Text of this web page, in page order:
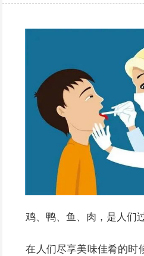
鸡、鸭、鱼、肉，是人们
在人们尽享美味佳肴的时